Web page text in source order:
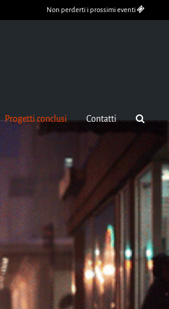
Non perderti i prossimi eventi
Progetti conclusi Contatti